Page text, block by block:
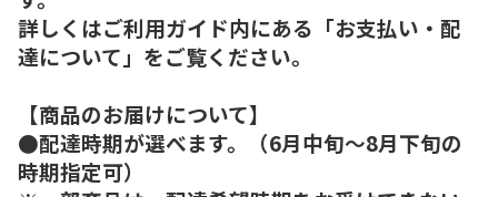
詳しくはご利用ガイド内にある「お支払い・配
達について」をご覧ください。
【商品のお届けについて】
●配達時期が選べます。（6月中旬～8月下旬の
時期指定可）